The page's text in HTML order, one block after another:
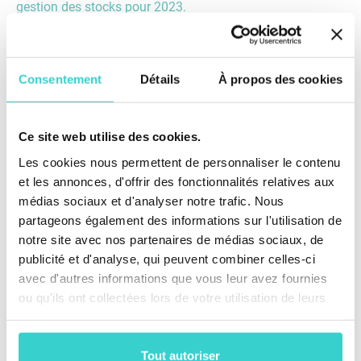
Consentement Détails À propos des cookies
Ce site web utilise des cookies.
Les cookies nous permettent de personnaliser le contenu
et les annonces, d'offrir des fonctionnalités relatives aux
médias sociaux et d'analyser notre trafic. Nous
partageons également des informations sur l'utilisation de
notre site avec nos partenaires de médias sociaux, de
publicité et d'analyse, qui peuvent combiner celles-ci
avec d'autres informations que vous leur avez fournies
ou qu'ils ont collectées lors de votre utilisation de leurs
Tout autoriser
gestion des stocks pour 2023.
Réduisez les pertes et les ruptures de stock de
téléphones d’occasion dans votre entrepôt avec